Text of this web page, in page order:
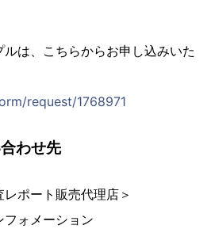
は、こちらからお申し込みいた
request/1768971
わせ先
ポート販売代理店＞
ォメーション